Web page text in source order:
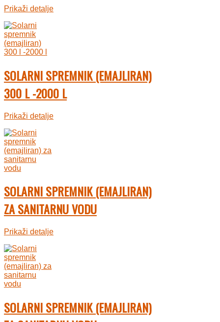
Prikaži detalje
SOLARNI SPREMNIK (EMAJLIRAN)
300 L -2000 L
Prikaži detalje
SOLARNI SPREMNIK (EMAJLIRAN)
ZA SANITARNU VODU
Prikaži detalje
SOLARNI SPREMNIK (EMAJLIRAN)